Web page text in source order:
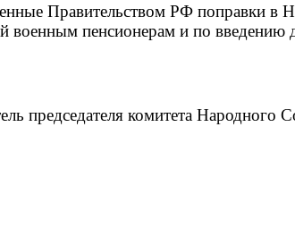
Правительством РФ поправки в
военным пенсионерам и по введению
председателя комитета